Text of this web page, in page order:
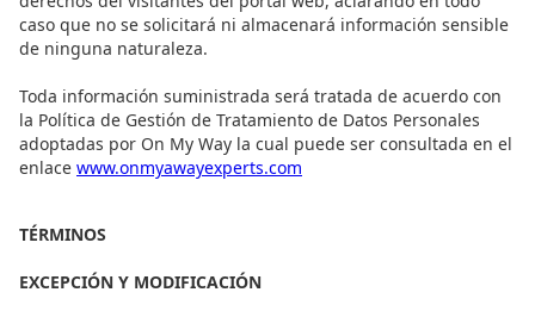
caso que no se solicitará ni almacenará información sensible
de ninguna naturaleza.
Toda información suministrada será tratada de acuerdo con
la Política de Gestión de Tratamiento de Datos Personales
adoptadas por On My Way la cual puede ser consultada en el
enlace www.onmyawayexperts.com
TÉRMINOS
EXCEPCIÓN Y MODIFICACIÓN